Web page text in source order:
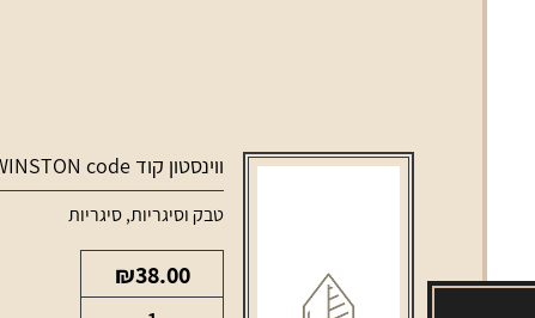
ווינסטון קוד WINSTON code
טבק וסיגריות,סיגריות
₪38.00